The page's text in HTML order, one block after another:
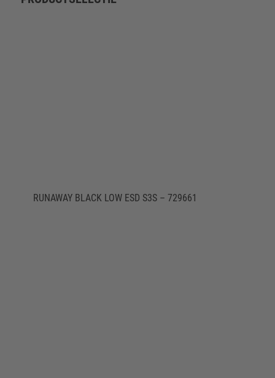
RUNAWAY BLACK LOW ESD S3S – 729661